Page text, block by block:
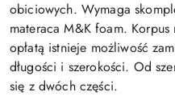
obiciowych. Wymaga
materaca M&K foam.
opłatą istnieje możliwość
długości i szerokości. Od
się z dwóch części.